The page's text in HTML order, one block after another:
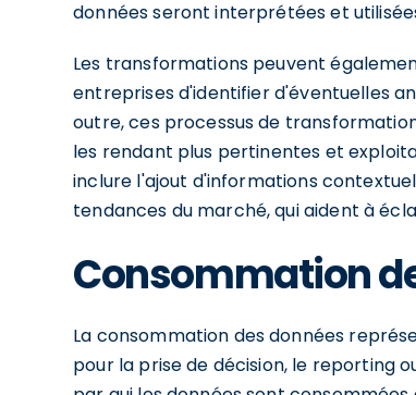
données seront interprétées et
Les transformations peuvent
entreprises d'identifier d'éventuelles
outre, ces processus de
les rendant plus pertinentes et
inclure l'ajout d'informations
tendances du marché, qui aident à
Consommation
La consommation des données
pour la prise de décision, le reporting